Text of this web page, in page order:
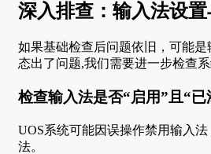
深入排查：输入法设
如果基础检查后问题依旧，可能
态出了问题,我们需要进一步检查
检查输入法是否“启用”且“已
UOS系统可能因误操作禁用输入
法。